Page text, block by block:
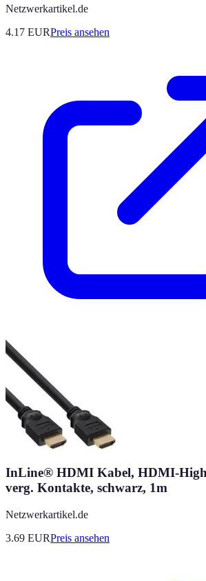
Netzwerkartikel.de
4.17 EURPreis ansehen
InLine® HDMI Kabel, HDMI-High
verg. Kontakte, schwarz, 1m
Netzwerkartikel.de
3.69 EURPreis ansehen